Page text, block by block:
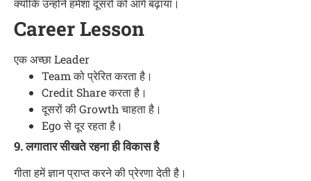
क्योंकि उन्होंने हमेशा दूसरों को आगे बढ़ाया।
Career Lesson
एक अच्छा Leader
Team को प्रेरित करता है।
Credit Share करता है।
दूसरों की Growth चाहता है।
Ego से दूर रहता है।
9. लगातार सीखते रहना ही विकास है
गीता हमें ज्ञान प्राप्त करने की प्रेरणा देती है।